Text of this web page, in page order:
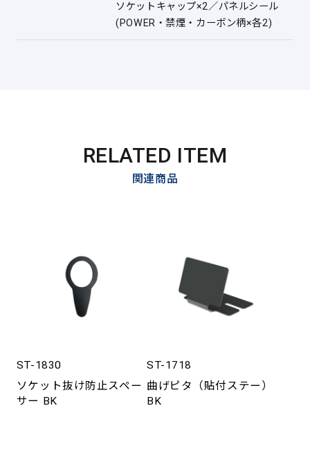
ソケットキャップ×2／パネルシール
(POWER・禁煙・カーボン柄×各2)
RELATED ITEM
関連商品
ST-1830
ソケット抜け防止スペー
サー BK
ST-1718
曲げピタ（貼付ステー）
BK